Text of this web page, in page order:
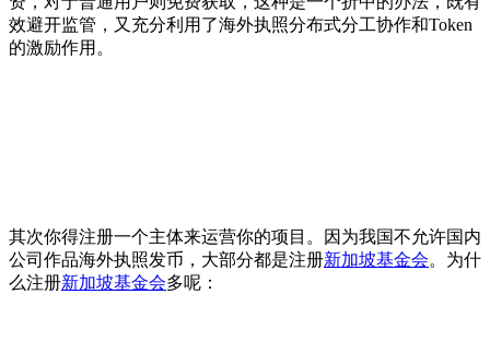
效避开监管，又充分利用了海外执照分布式分工协作和Token
的激励作用。
其次你得注册一个主体来运营你的项目。因为我国不允许国内
公司作品海外执照发币，大部分都是注册新加坡基金会。为什
么注册新加坡基金会多呢：